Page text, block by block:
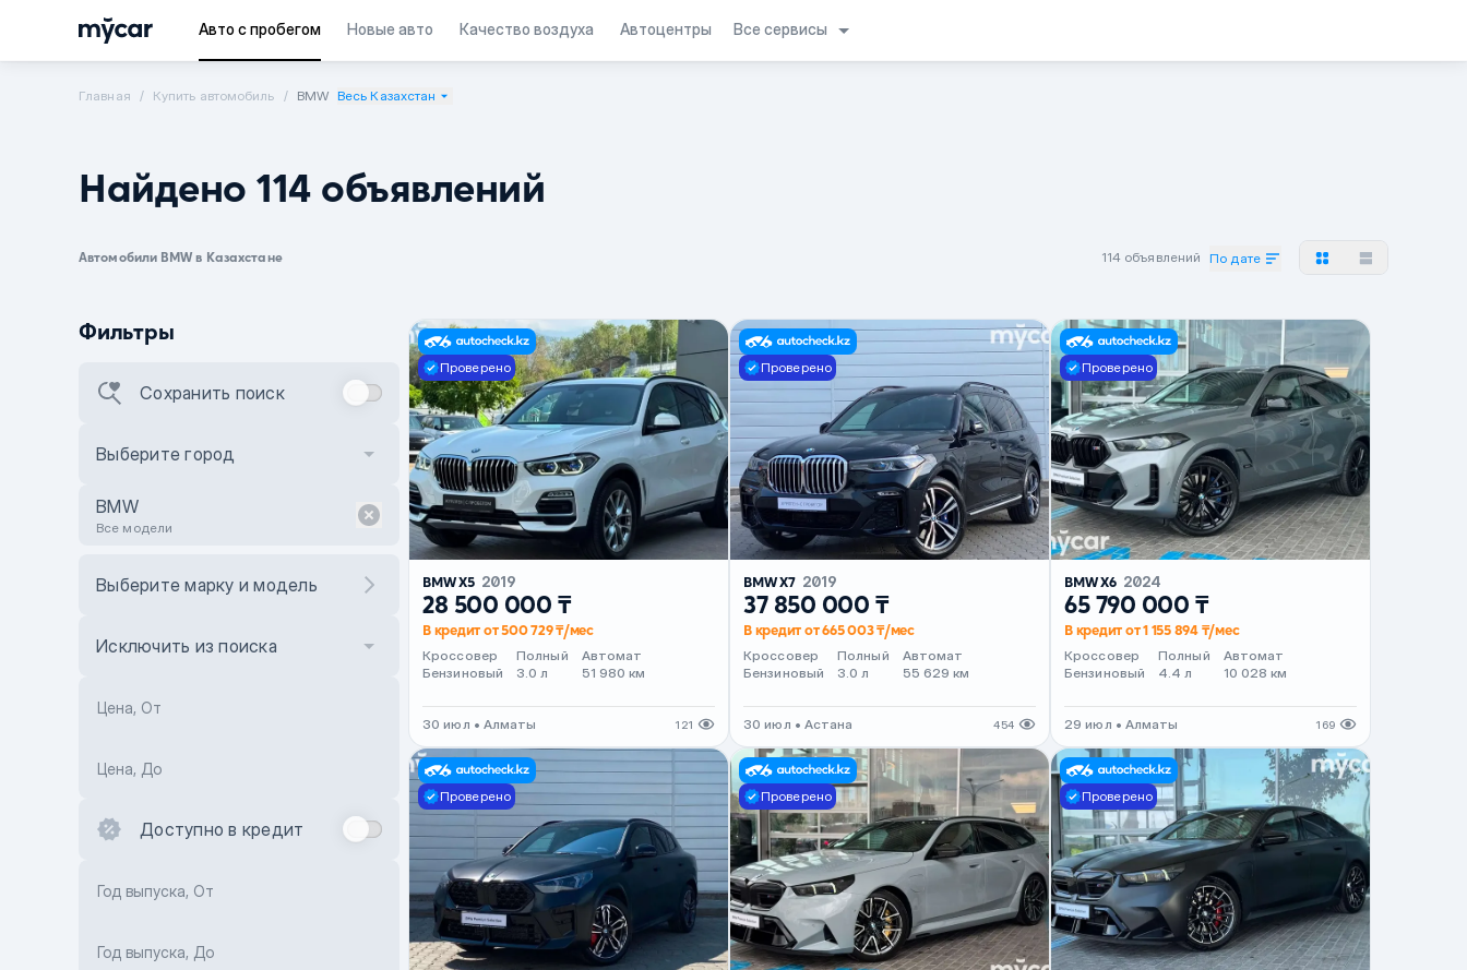
Авто с пробегом Новые авто Качество воздуха Автоцентры Все сервисы
Главная Купить автомобиль BMW Весь Казахстан
Найдено 114 объявлений
Автомобили BMW в Казахстане 114 объявлений По дате
Фильтры
Сохранить поиск
Выберите город
BMW
Все модели
Выберите марку и модель
Исключить из поиска
Цена, От
Цена, До
Доступно в кредит
Год выпуска, От
Год выпуска, До
Проверено
BMW X5 2019
28 500 000 ₸
В кредит от 500 729 ₸/мес
Кроссовер
Бензиновый
Полный
3.0 л
Автомат
51 980 км
30 июл • Алматы 121
Проверено
BMW X7 2019
37 850 000 ₸
В кредит от 665 003 ₸/мес
Кроссовер
Бензиновый
Полный
3.0 л
Автомат
55 629 км
30 июл • Астана 454
Проверено
BMW X6 2024
65 790 000 ₸
В кредит от 1 155 894 ₸/мес
Кроссовер
Бензиновый
Полный
4.4 л
Автомат
10 028 км
29 июл • Алматы 169
Проверено Проверено Проверено